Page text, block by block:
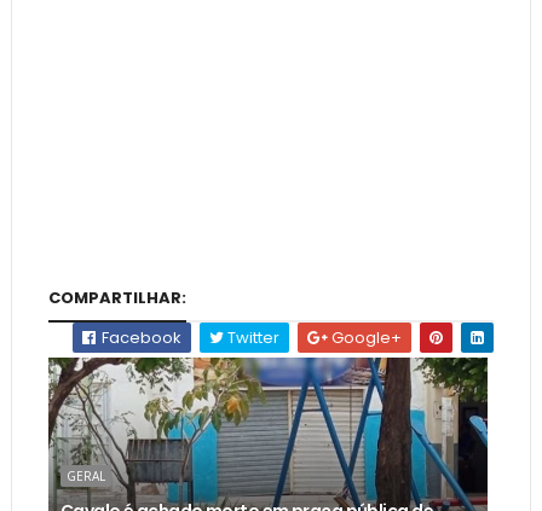
COMPARTILHAR:
Facebook
Twitter Google+
GERAL